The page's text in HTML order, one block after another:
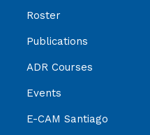
Roster
Publications
ADR Courses
Events
E-CAM Santiago